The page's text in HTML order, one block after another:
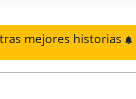
mejores historias